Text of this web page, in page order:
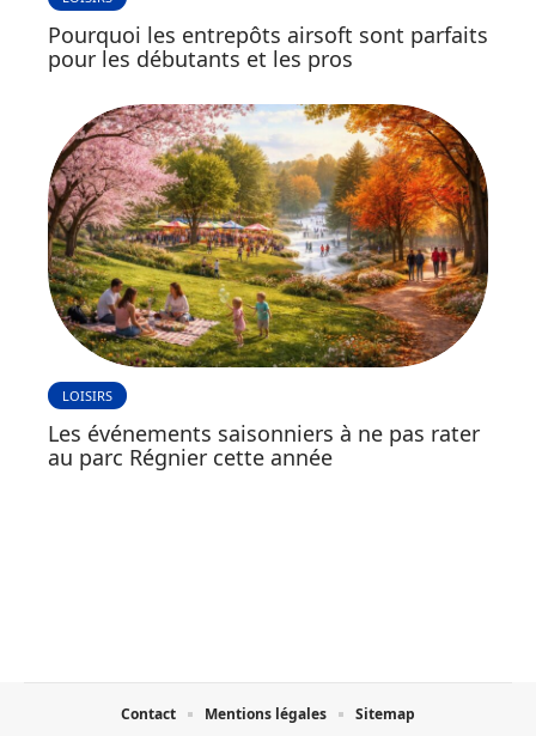
Pourquoi les entrepôts airsoft sont parfaits
pour les débutants et les pros
LOISIRS
Les événements saisonniers à ne pas rater
au parc Régnier cette année
Contact Mentions légales Sitemap